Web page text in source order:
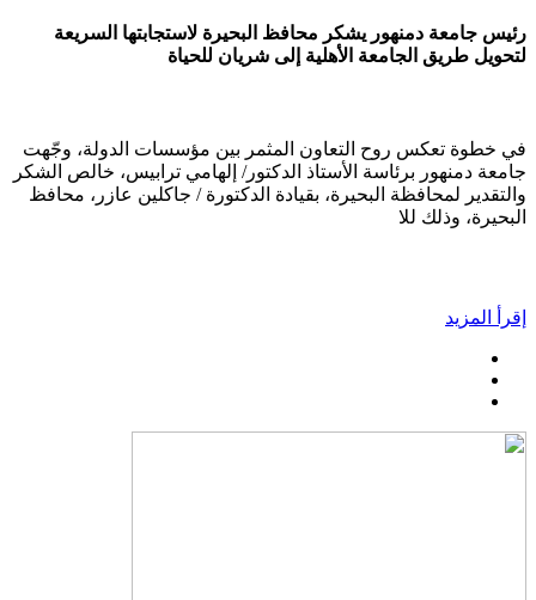
رئيس جامعة دمنهور يشكر محافظ البحيرة لاستجابتها السريعة
لتحويل طريق الجامعة الأهلية إلى شريان للحياة
في خطوة تعكس روح التعاون المثمر بين مؤسسات الدولة، وجّهت
جامعة دمنهور برئاسة الأستاذ الدكتور/ إلهامي ترابيس، خالص الشكر
والتقدير لمحافظة البحيرة، بقيادة الدكتورة / جاكلين عازر، محافظ
البحيرة، وذلك للا
إقرأ المزيد